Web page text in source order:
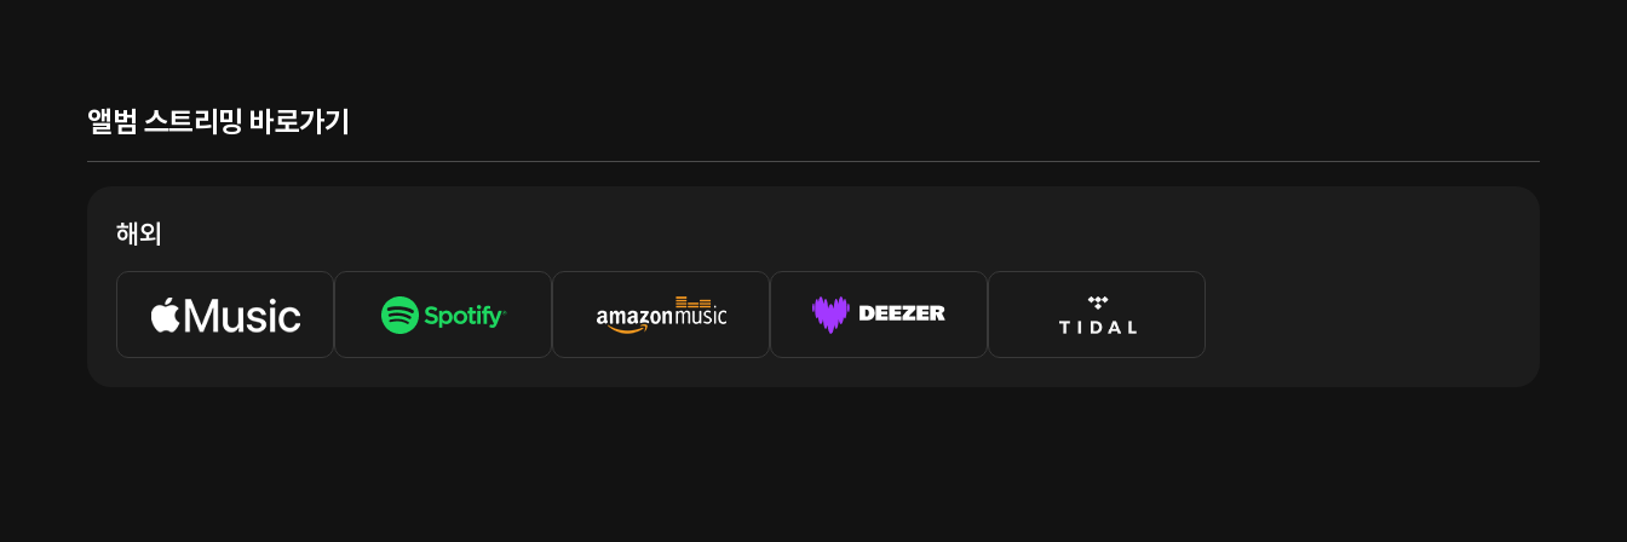
앨범 스트리밍 바로가기
해외